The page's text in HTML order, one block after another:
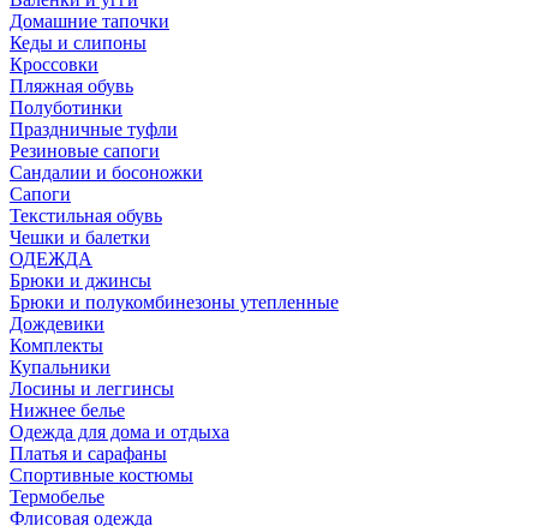
Домашние тапочки
Кеды и слипоны
Кроссовки
Пляжная обувь
Полуботинки
Праздничные туфли
Резиновые сапоги
Сандалии и босоножки
Сапоги
Текстильная обувь
Чешки и балетки
ОДЕЖДА
Брюки и джинсы
Брюки и полукомбинезоны утепленные
Дождевики
Комплекты
Купальники
Лосины и леггинсы
Нижнее белье
Одежда для дома и отдыха
Платья и сарафаны
Спортивные костюмы
Термобелье
Флисовая одежда